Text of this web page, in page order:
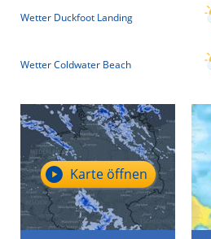
Wetter Duckfoot Landing
Wetter Coldwater Beach
Karte öffnen